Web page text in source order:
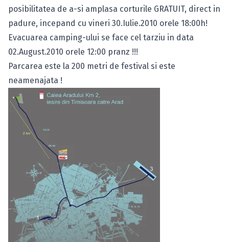
posibilitatea de a-si amplasa corturile GRATUIT, direct in
padure, incepand cu vineri 30.Iulie.2010 orele 18:00h!
Evacuarea camping-ului se face cel tarziu in data
02.August.2010 orele 12:00 pranz !!!
Parcarea este la 200 metri de festival si este
neamenajata !